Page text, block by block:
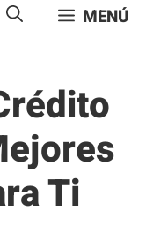
MENÚ
Ti